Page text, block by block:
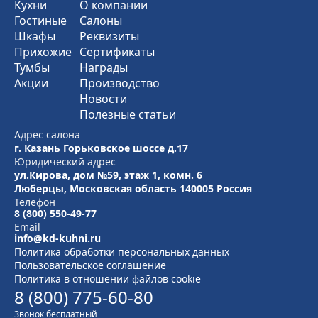
Кухни
Гостиные
Шкафы
Прихожие
Тумбы
Акции
О компании
Салоны
Реквизиты
Сертификаты
Награды
Производство
Новости
Полезные статьи
Адрес салона
г. Казань Горьковское шоссе д.17
Юридический адрес
ул.Кирова, дом №59, этаж 1, комн. 6
Люберцы, Московская область 140005 Россия
Телефон
8 (800) 550-49-77
Email
info@kd-kuhni.ru
Политика обработки персональных данных
Пользовательское соглашение
Политика в отношении файлов cookie
8 (800) 775-60-80
Звонок бесплатный